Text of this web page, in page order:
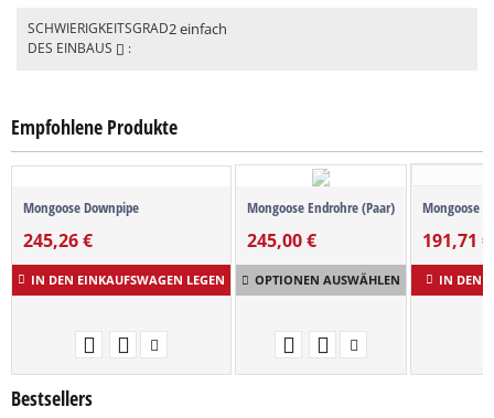
SCHWIERIGKEITSGRAD
DES EINBAUS
:
2 einfach
Empfohlene Produkte
Mongoose Downpipe
245,26€
IN DEN EINKAUFSWAGEN LEGEN
Mongoose Endrohre (Paar)
245,00€
OPTIONEN AUSWÄHLEN
Mongoose
191,71 €
IN DEN
Bestsellers